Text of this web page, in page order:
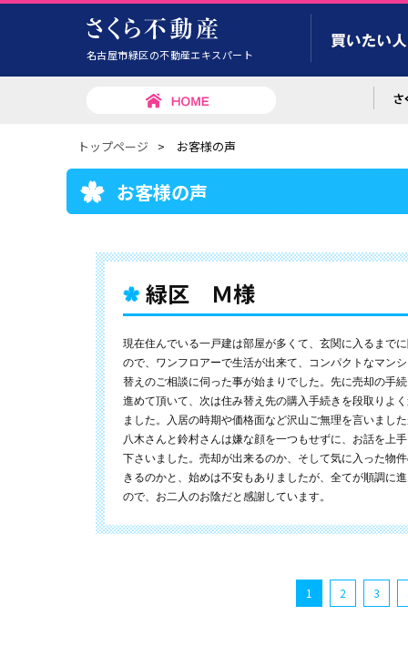
名古屋市緑区の不動産エキスパート
トップページ > お客様の声
お客様の声
緑区 Ｍ様
現在住んでいる一戸建は部屋が多くて、玄関に入るまで
ので、ワンフロアーで生活が出来て、コンパクトなマン
替えのご相談に伺った事が始まりでした。先に売却の手
進めて頂いて、次は住み替え先の購入手続きを段取りよ
ました。入居の時期や価格面など沢山ご無理を言いまし
八木さんと鈴村さんは嫌な顔を一つもせずに、お話を上
下さいました。売却が出来るのか、そして気に入った物
きるのかと、始めは不安もありましたが、全てが順調に
ので、お二人のお陰だと感謝しています。
1 2 3